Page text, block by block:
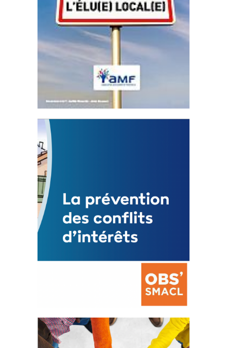
Statut de l’élu local
3 avril 2024
Mise à jour avril 2024
FEUILLETER
La prévention des conflits
d’intérêts
18 septembre 2023